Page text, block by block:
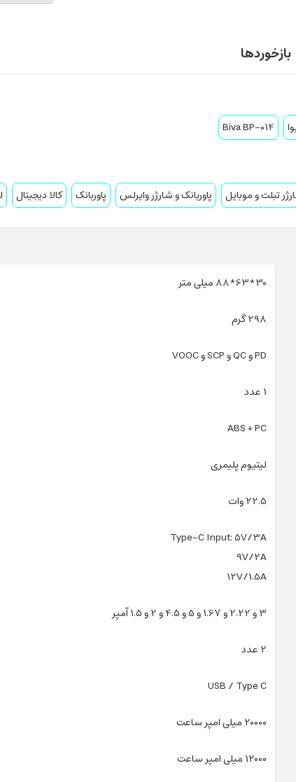
بازخوردها
Biva BP-014
تبلت و موبایل پاوربانک و شارژر وایرلس پاوربانک کالا دیجیتال
30*63*88 میلی متر
298 گرم
PD و QC و SCP و VOOC
1 عدد
ABS + PC
لیتیوم پلیمری
22.5 وات
Type-C Input: 5V/3A
9V/2A
12V/1.5A
3 و 2.22 و 1.67 و 5 و 4.5 و 2 و 1.5 آمپر
2 عدد
USB / Type C
20000 میلی امپر ساعت
12000 میلی امپر ساعت